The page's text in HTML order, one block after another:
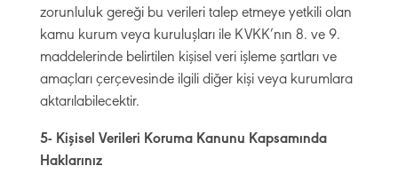
zorunluluk gereği bu verileri talep etmeye yetkili olan
kamu kurum veya kuruluşları ile KVKK’nın 8. ve 9.
maddelerinde belirtilen kişisel veri işleme şartları ve
amaçları çerçevesinde ilgili diğer kişi veya kurumlara
aktarılabilecektir.
5- Kişisel Verileri Koruma Kanunu Kapsamında
Haklarınız